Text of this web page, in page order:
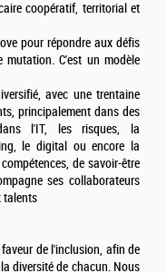
coopératif, territorial et
pour répondre aux défis
mutation. C'est un modèle
avec une trentaine
principalement dans des
l'IT, les risques, la
le digital ou encore la
de savoir-être
ses collaborateurs
talents
de l'inclusion, afin de
diversité de chacun. Nous